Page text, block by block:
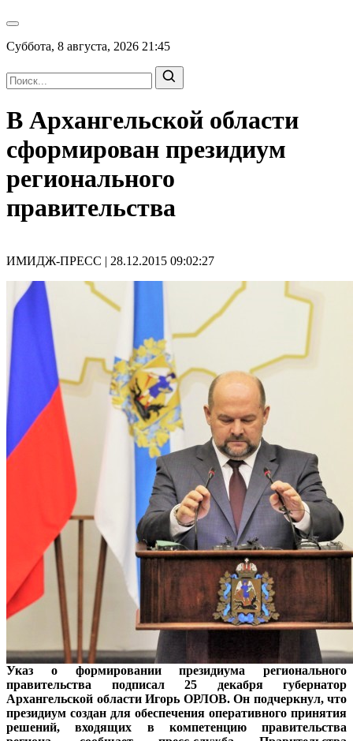
Суббота, 8 августа, 2026 21:45
В Архангельской области
сформирован президиум
регионального
правительства
ИМИДЖ-ПРЕСС | 28.12.2015 09:02:27
Указ о формировании президиума регионального
правительства подписал 25 декабря губернатор
Архангельской области Игорь ОРЛОВ. Он подчеркнул, что
президиум создан для обеспечения оперативного принятия
решений, входящих в компетенцию правительства